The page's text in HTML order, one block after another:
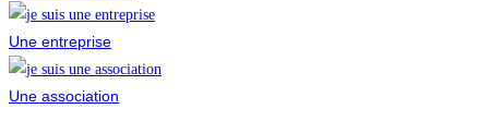
Une entreprise
Une association